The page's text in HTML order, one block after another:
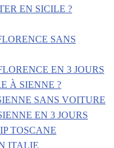
EN SICILE ?
SANS
EN 3 JOURS
À SIENNE ?
SANS VOITURE
EN 3 JOURS
TOSCANE
ITALIE